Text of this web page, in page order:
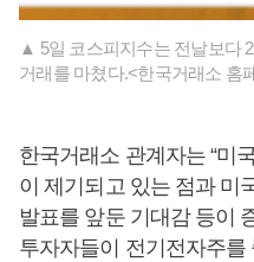
▲ 5일 코스피지수는 전날보다
거래를 마쳤다.<한국거래소 홈
한국거래소 관계자는 “미
이 제기되고 있는 점과 미
발표를 앞둔 기대감 등이
투자자들이 전기전자주를